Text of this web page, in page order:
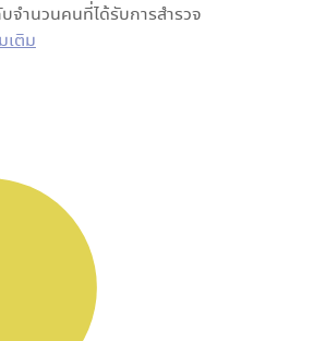
จำนวนคนที่ได้รับการสำรวจ
เติม